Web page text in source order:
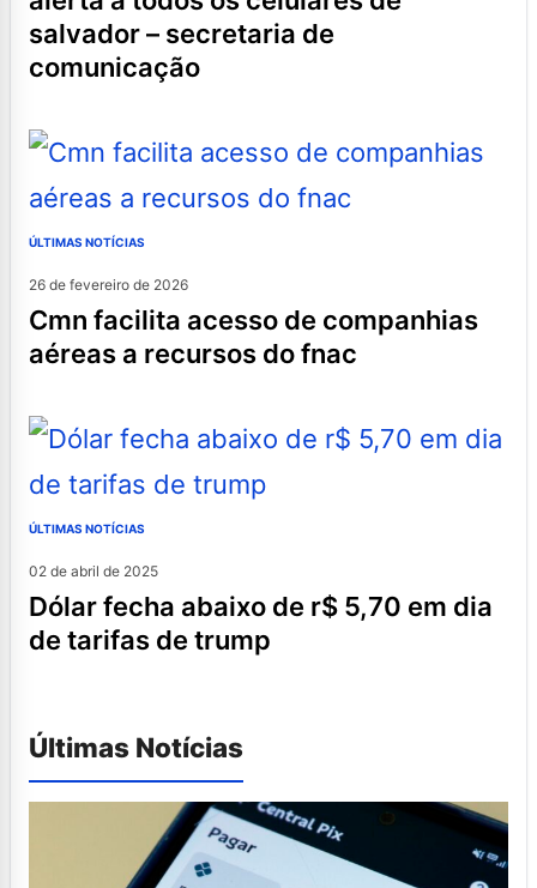
salvador – secretaria de
comunicação
ÚLTIMAS NOTÍCIAS
26 de fevereiro de 2026
cmn facilita acesso de companhias
aéreas a recursos do fnac
ÚLTIMAS NOTÍCIAS
02 de abril de 2025
dólar fecha abaixo de r$ 5,70 em dia
de tarifas de trump
Últimas Notícias